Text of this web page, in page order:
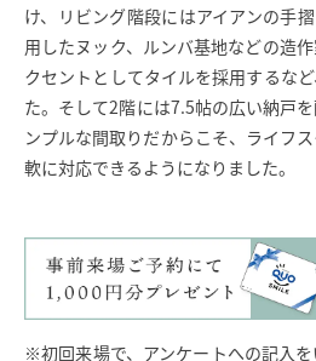
け、リビング階段にはアイアンの手
用したヌック、ルンバ基地などの造
クセントとしてタイルを採用するな
た。そして2階には7.5帖の広い納戸
ンプルな間取りだからこそ、ライフ
軟に対応できるようになりました。
※初回来場で、アンケートへの記入